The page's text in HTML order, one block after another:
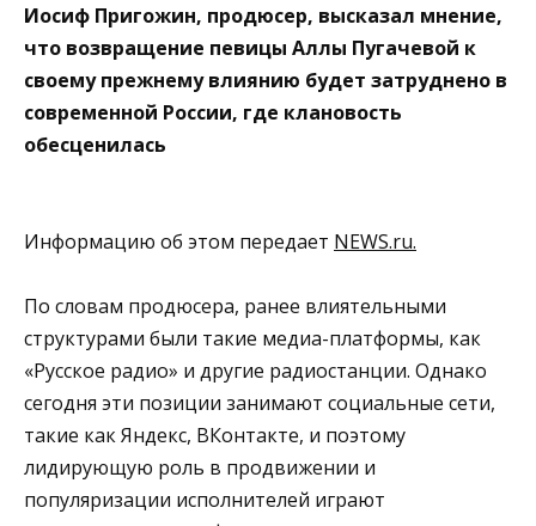
Иосиф Пригожин, продюсер, высказал мнение,
что возвращение певицы Аллы Пугачевой к
своему прежнему влиянию будет затруднено в
современной России, где клановость
обесценилась
Информацию об этом передает NEWS.ru.
По словам продюсера, ранее влиятельными
структурами были такие медиа-платформы, как
«Русское радио» и другие радиостанции. Однако
сегодня эти позиции занимают социальные сети,
такие как Яндекс, ВКонтакте, и поэтому
лидирующую роль в продвижении и
популяризации исполнителей играют